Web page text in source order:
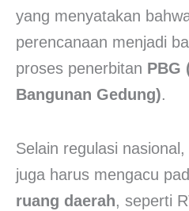
yang menyatakan
perencanaan menjadi
proses penerbitan PBG
Bangunan Gedung).
Selain regulasi
juga harus mengacu
ruang daerah, seperti